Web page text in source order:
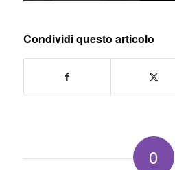
Condividi questo articolo
0